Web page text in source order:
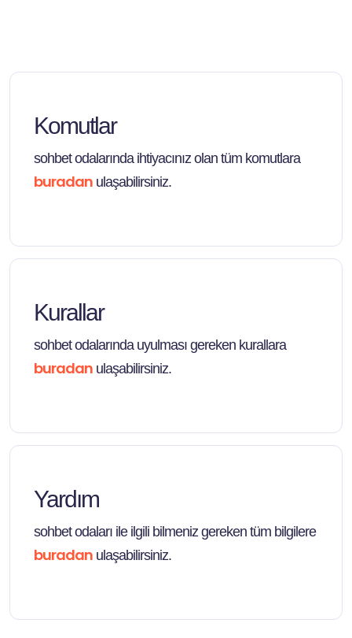
Komutlar
sohbet odalarında ihtiyacınız olan tüm komutlara
buradan ulaşabilirsiniz.
Kurallar
sohbet odalarında uyulması gereken kurallara
buradan ulaşabilirsiniz.
Yardım
sohbet odaları ile ilgili bilmeniz gereken tüm bilgilere
buradan ulaşabilirsiniz.